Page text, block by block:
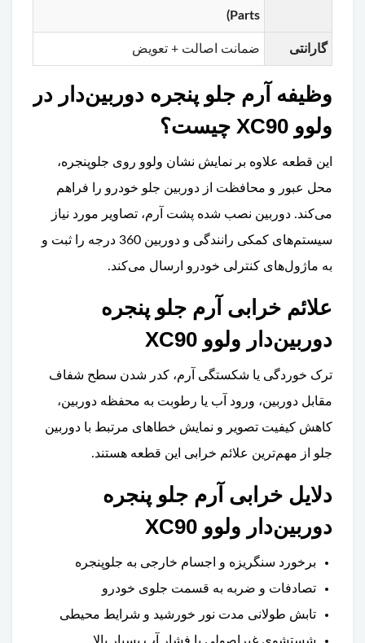
Parts)
گارانتی ضمانت اصالت + تعویض
وظیفه آرم جلو پنجره دوربین‌دار در
ولوو XC90 چیست؟
این قطعه علاوه بر نمایش نشان ولوو روی جلوپنجره،
محل عبور و محافظت از دوربین جلو خودرو را فراهم
می‌کند. دوربین نصب شده پشت آرم، تصاویر مورد نیاز
سیستم‌های کمکی رانندگی و دوربین 360 درجه را ثبت و
به ماژول‌های کنترلی خودرو ارسال می‌کند.
علائم خرابی آرم جلو پنجره
دوربین‌دار ولوو XC90
ترک خوردگی یا شکستگی آرم، کدر شدن سطح شفاف
مقابل دوربین، ورود آب یا رطوبت به محفظه دوربین،
کاهش کیفیت تصویر و نمایش خطاهای مرتبط با دوربین
جلو از مهم‌ترین علائم خرابی این قطعه هستند.
دلایل خرابی آرم جلو پنجره
دوربین‌دار ولوو XC90
برخورد سنگریزه و اجسام خارجی به جلوپنجره
تصادفات و ضربه به قسمت جلوی خودرو
تابش طولانی مدت نور خورشید و شرایط محیطی
شستشوی غیراصولی با فشار آب بسیار بالا